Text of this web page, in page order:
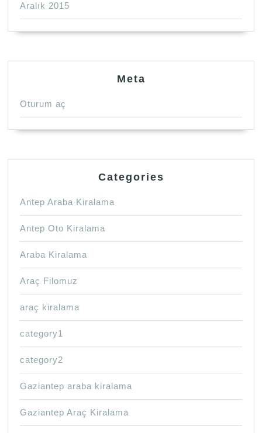
Aralık 2015
Meta
Oturum aç
Categories
Antep Araba Kiralama
Antep Oto Kiralama
Araba Kiralama
Araç Filomuz
araç kiralama
category1
category2
Gaziantep araba kiralama
Gaziantep Araç Kiralama